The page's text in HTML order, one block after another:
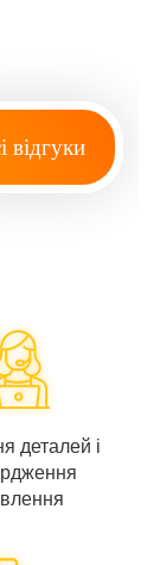
відгуки
деталей і